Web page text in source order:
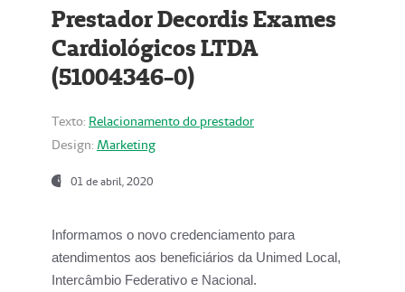
Prestador Decordis Exames
Cardiológicos LTDA
(51004346-0)
Texto: Relacionamento do prestador
Design: Marketing
01 de abril, 2020
Informamos o novo credenciamento para
atendimentos aos beneficiários da Unimed Local,
Intercâmbio Federativo e Nacional.